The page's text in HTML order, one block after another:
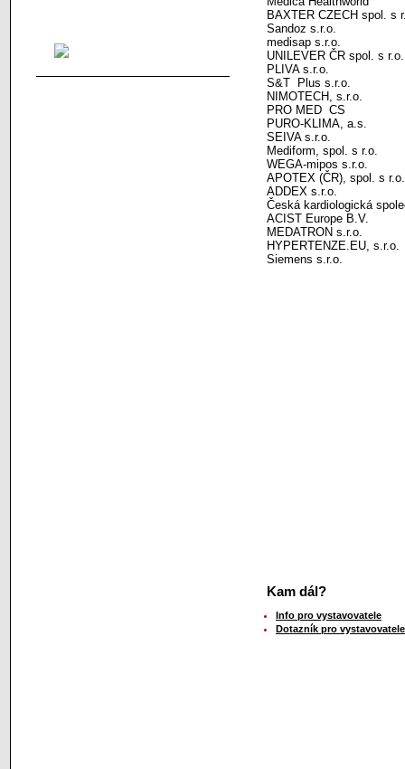
BAXTER CZECH spol. s
Sandoz s.r.o.
medisap s.r.o.
UNILEVER ČR spol. s r.o.
PLIVA s.r.o.
S&T Plus s.r.o.
NIMOTECH, s.r.o.
PRO MED CS
PURO-KLIMA, a.s.
SEIVA s.r.o.
Mediform, spol. s r.o.
WEGA-mipos s.r.o.
APOTEX (ČR), spol. s r.o.
ADDEX s.r.o.
Česká kardiologická
ACIST Europe B.V.
MEDATRON s.r.o.
HYPERTENZE.EU, s.r.o.
Siemens s.r.o.
Kam dál?
Info pro vystavovatele
Dotazník pro vystavovatele